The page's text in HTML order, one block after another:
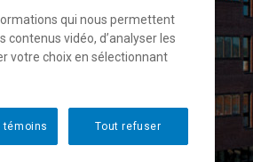
qui nous permettent
contenus vidéo, d’analyser les
votre choix en sélectionnant
Tout refuser